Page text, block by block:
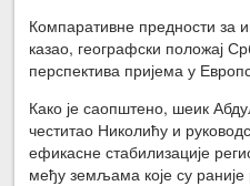
Компаративне предности за
казао, географски положај
перспектива пријема у
Како је саопштено, шеик
честитао Николићу и
ефикасне стабилизације
међу земљама које су раније